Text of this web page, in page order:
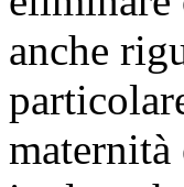
anche